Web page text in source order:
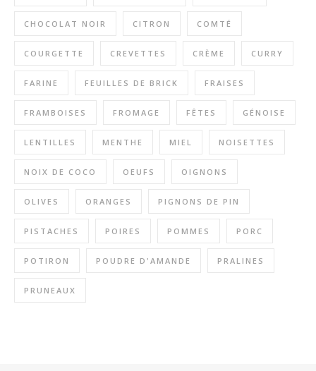
CHOCOLAT NOIR CITRON COMTÉ
COURGETTE CREVETTES CRÈME CURRY
FARINE FEUILLES DE BRICK FRAISES
FRAMBOISES FROMAGE FÊTES GÉNOISE
LENTILLES MENTHE MIEL NOISETTES
NOIX DE COCO OEUFS OIGNONS
OLIVES ORANGES PIGNONS DE PIN
PISTACHES POIRES POMMES PORC
POTIRON POUDRE D'AMANDE PRALINES
PRUNEAUX